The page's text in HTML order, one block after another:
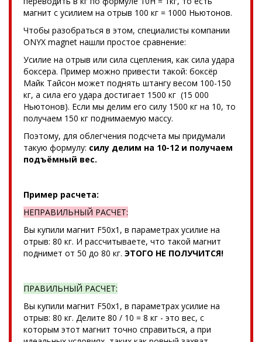
магнит с усилием на отрыв 100 кг = 1000 Ньютонов.
Чтобы разобраться в этом, специалисты компании
ONYX magnet нашли простое сравнение:
Усилие на отрыв или сила сцепления, как сила удара
боксера. Пример можно привести такой: боксёр
Майк Тайсон может поднять штангу весом 100-150
кг, а сила его удара достигает 1500 кг (15 000
Ньютонов). Если мы делим его силу 1500 кг на 10, то
получаем 150 кг поднимаемую массу.
Поэтому, для облегчения подсчета мы придумали
такую формулу: силу делим на 10-12 и получаем
подъёмный вес.
Пример расчета:
НЕПРАВИЛЬНЫЙ РАСЧЕТ:
Вы купили магнит F50x1, в параметрах усилие на
отрыв: 80 кг. И рассчитываете, что такой магнит
поднимет от 50 до 80 кг. ЭТОГО НЕ ПОЛУЧИТСЯ!
ПРАВИЛЬНЫЙ РАСЧЕТ:
Вы купили магнит F50x1, в параметрах усилие на
отрыв: 80 кг. Делите 80 / 10 = 8 кг - это вес, с
которым этот магнит точно справиться, а при